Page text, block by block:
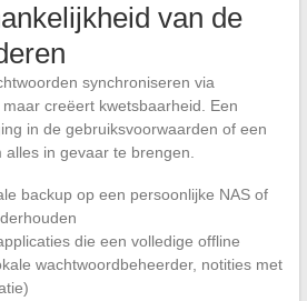
van de
synchroniseren via
creëert kwetsbaarheid. Een
in de gebruiksvoorwaarden of een
in gevaar te brengen.
backup op een persoonlijke NAS of
die een volledige offline
wachtwoordbeheerder, notities met